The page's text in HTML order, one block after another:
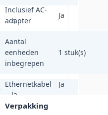
4
Ja
4.2
Ja
Inclusief AC-
adapter
Ja
Aantal
eenheden
inbegrepen
1 stuk(s)
Ethernetkabel Ja
Verpakking